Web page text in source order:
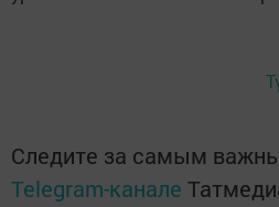
Следите за самым
Telegram-канале